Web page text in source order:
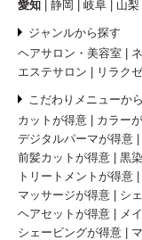
愛知
静岡 岐阜 山梨
ジャンルから探す
ヘアサロン・美容室
エステサロン
リラク
こだわりメニューか
カットが得意
カラー
デジタルパーマが得意
前髪カットが得意
黒
トリートメントが得意
マッサージが得意
シ
ヘアセットが得意
メ
シェービングが得意